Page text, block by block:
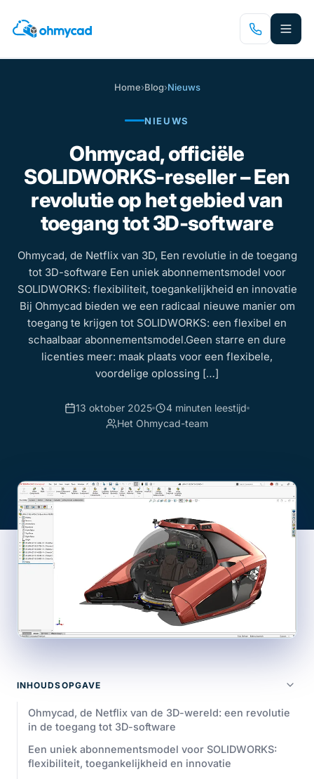
naar
Home›Blog›Nieuws
NIEUWS
Ohmycad, officiële
SOLIDWORKS-reseller – Een
revolutie op het gebied van
toegang tot 3D-software
Ohmycad, de Netflix van 3D, Een revolutie in de toegang
tot 3D-software Een uniek abonnementsmodel voor
SOLIDWORKS: flexibiliteit, toegankelijkheid en innovatie
Bij Ohmycad bieden we een radicaal nieuwe manier om
toegang te krijgen tot SOLIDWORKS: een flexibel en
schaalbaar abonnementsmodel.Geen starre en dure
licenties meer: maak plaats voor een flexibele,
voordelige oplossing […]
13 oktober 2025
4 minuten leestijd
Het Ohmycad-team
INHOUDSOPGAVE
Ohmycad, de Netflix van de 3D-wereld: een revolutie
in de toegang tot 3D-software
Een uniek abonnementsmodel voor SOLIDWORKS:
flexibiliteit, toegankelijkheid en innovatie